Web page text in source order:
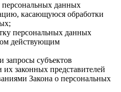
персональных данных
касающуюся обработки
персональных данных
действующим
запросы субъектов
законных представителей
Закона о персональных